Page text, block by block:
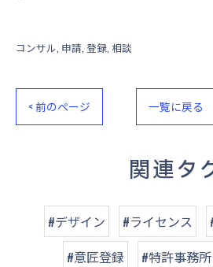
コンサル 申請 登録 相談
< 前のページ 一覧に戻る
関連タ
#デザイン #ライセンス
#意匠登録
#特許事務所